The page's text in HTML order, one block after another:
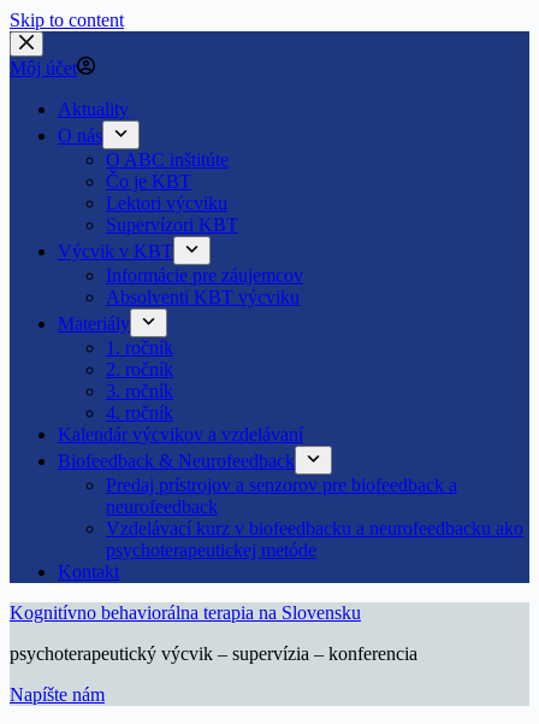
Skip to content
Môj účet
Aktuality
O nás
O ABC inštitúte
Čo je KBT
Lektori výcviku
Supervízori KBT
Výcvik v KBT
Informácie pre záujemcov
Absolventi KBT výcviku
Materiály
1. ročník
2. ročník
3. ročník
4. ročník
Kalendár výcvikov a vzdelávaní
Biofeedback & Neurofeedback
Predaj prístrojov a senzorov pre biofeedback a
neurofeedback
Vzdelávací kurz v biofeedbacku a neurofeedbacku ako
psychoterapeutickej metóde
Kontakt
Kognitívno behaviorálna terapia na Slovensku
psychoterapeutický výcvik – supervízia – konferencia
Napíšte nám